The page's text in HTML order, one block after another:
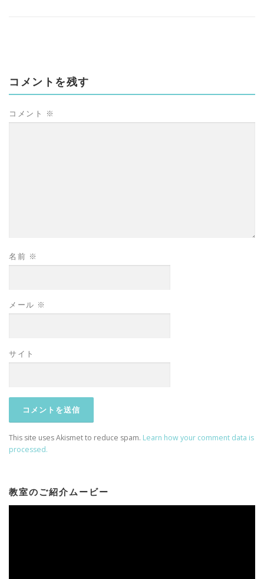
コメントを残す
コメント ※
名前 ※
メール ※
サイト
This site uses Akismet to reduce spam. Learn how your comment data is
processed.
教室のご紹介ムービー